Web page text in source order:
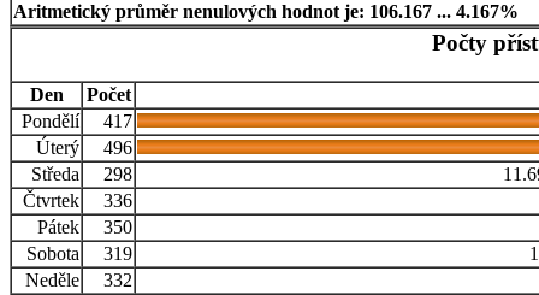
Aritmetický průměr nenulových hodnot je: 106.167 ... 4.167%
Počty
Den
Počet
Pondělí
417
Úterý
496
Středa
298
Čtvrtek
336
Pátek
350
Sobota
319
Neděle
332